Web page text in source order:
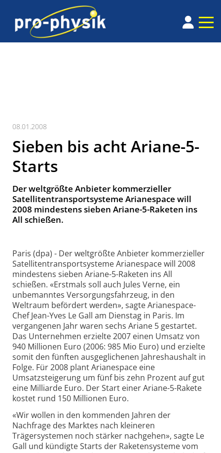
08.01.2008
Sieben bis acht Ariane-5-
Starts
Der weltgrößte Anbieter kommerzieller
Satellitentransportsysteme Arianespace will
2008 mindestens sieben Ariane-5-Raketen ins
All schießen.
Paris (dpa) - Der weltgrößte Anbieter kommerzieller
Satellitentransportsysteme Arianespace will 2008
mindestens sieben Ariane-5-Raketen ins All
schießen. «Erstmals soll auch Jules Verne, ein
unbemanntes Versorgungsfahrzeug, in den
Weltraum befördert werden», sagte Arianespace-
Chef Jean-Yves Le Gall am Dienstag in Paris. Im
vergangenen Jahr waren sechs Ariane 5 gestartet.
Das Unternehmen erzielte 2007 einen Umsatz von
940 Millionen Euro (2006: 985 Mio Euro) und erzielte
somit den fünften ausgeglichenen Jahreshaushalt in
Folge. Für 2008 plant Arianespace eine
Umsatzsteigerung um fünf bis zehn Prozent auf gut
eine Milliarde Euro. Der Start einer Ariane-5-Rakete
kostet rund 150 Millionen Euro.
«Wir wollen in den kommenden Jahren der
Nachfrage des Marktes nach kleineren
Trägersystemen noch stärker nachgehen», sagte Le
Gall und kündigte Starts der Raketensysteme vom